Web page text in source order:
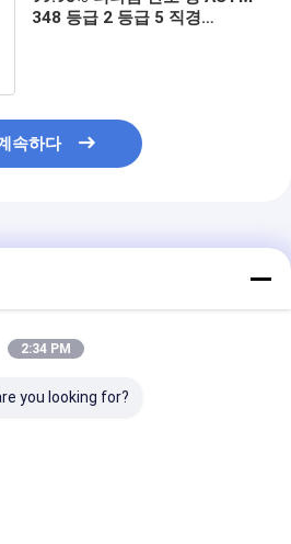
348 등급 2 등급 5 직경
속하다
2:34 PM
you looking for?